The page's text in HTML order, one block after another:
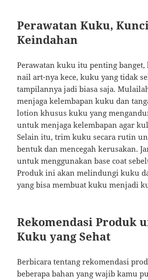
Perawatan Kuku,
Keindahan
Perawatan kuku itu penting
nail art-nya kece, kuku yang tidak
tampilannya jadi biasa saja.
menjaga kelembapan kuku dan
lotion khusus kuku yang
untuk menjaga kelembapan agar
Selain itu, trim kuku secara rutin
bentuk dan mencegah kerusakan.
untuk menggunakan base coat
Produk ini akan melindungi kuku
yang bisa membuat kuku menjadi
Rekomendasi Produk
Kuku yang Sehat
Berbicara tentang rekomendasi
beberapa bahan yang wajib kamu